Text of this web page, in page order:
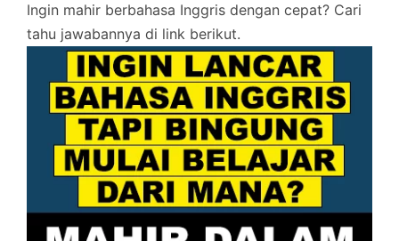
Ingin mahir berbahasa Inggris dengan cepat? Cari
tahu jawabannya di link berikut.